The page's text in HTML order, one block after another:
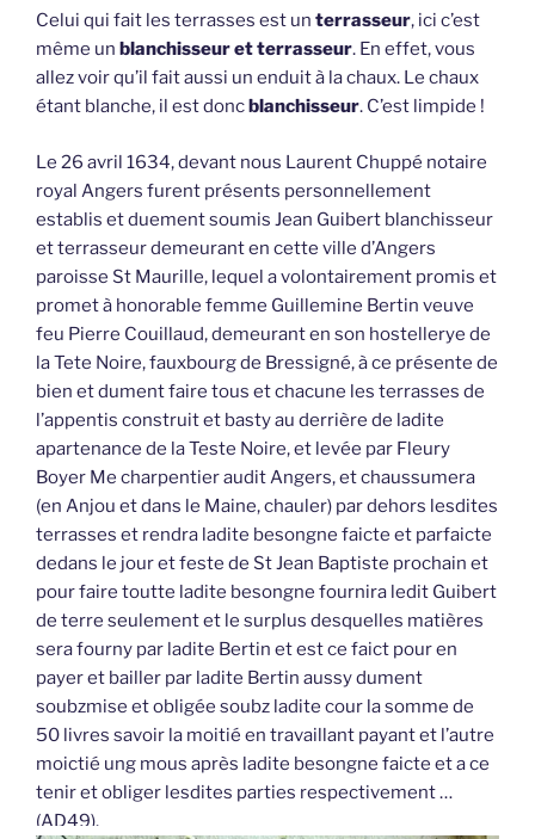
Celui qui fait les terrasses est un terrasseur, ici c’est
même un blanchisseur et terrasseur. En effet, vous
allez voir qu’il fait aussi un enduit à la chaux. Le chaux
étant blanche, il est doncblanchisseur. C’est limpide !
Le 26 avril 1634, devant nous Laurent Chuppé notaire
royal Angers furent présents personnellement
establis et duement soumis Jean Guibert blanchisseur
et terrasseur demeurant en cette ville d’Angers
paroisse St Maurille, lequel a volontairement promis et
promet à honorable femme Guillemine Bertin veuve
feu Pierre Couillaud, demeurant en son hostellerye de
la Tete Noire, fauxbourg de Bressigné, à ce présente de
bien et dument faire tous et chacune les terrasses de
l’appentis construit et basty au derrière de ladite
apartenance de la Teste Noire, et levée par Fleury
Boyer Me charpentier audit Angers, et chaussumera
(en Anjou et dans le Maine, chauler) par dehors lesdites
terrasses et rendra ladite besongne faicte et parfaicte
dedans le jour et feste de St Jean Baptiste prochain et
pour faire toutte ladite besongne fournira ledit Guibert
de terre seulement et le surplus desquelles matières
sera fourny par ladite Bertin et est ce faict pour en
payer et bailler par ladite Bertin aussy dument
soubzmise et obligée soubz ladite cour la somme de
50 livres savoir la moitié en travaillant payant et l’autre
moictié ung mous après ladite besongne faicte et a ce
tenir et obliger lesdites parties respectivement …
(AD49).